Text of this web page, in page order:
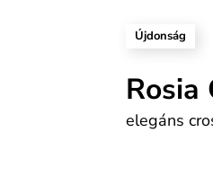
Újdonság
Rosia
elegáns